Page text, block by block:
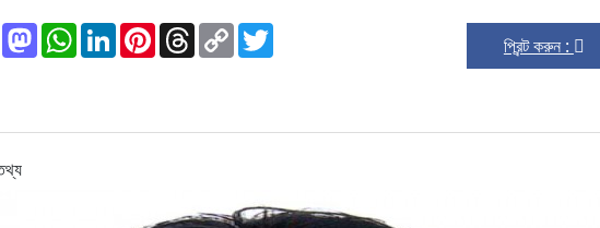
FacebookMastodonWhatsApp
LinkedInPinterestThreads
Copy
Link প্রিন্ট করুন :